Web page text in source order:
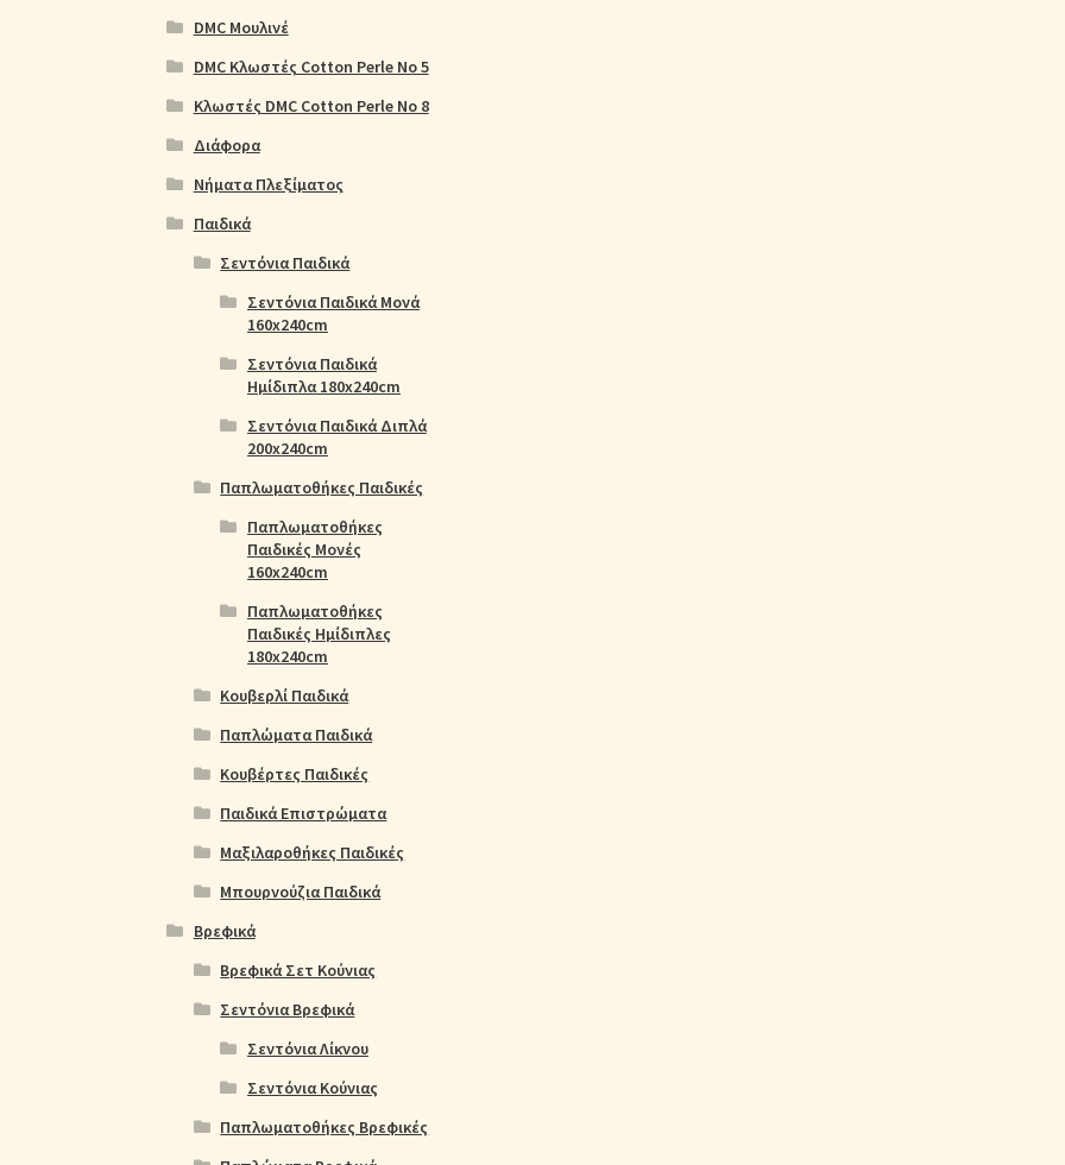
DMC Μουλινέ
DMC Κλωστές Cotton Perle No 5
Κλωστές DMC Cotton Perle No 8
Διάφορα
Νήματα Πλεξίματος
Παιδικά
Σεντόνια Παιδικά
Σεντόνια Παιδικά Μονά
160x240cm
Σεντόνια Παιδικά
Ημίδιπλα 180x240cm
Σεντόνια Παιδικά Διπλά
200x240cm
Παπλωματοθήκες Παιδικές
Παπλωματοθήκες
Παιδικές Μονές
160x240cm
Παπλωματοθήκες
Παιδικές Ημίδιπλες
180x240cm
Κουβερλί Παιδικά
Παπλώματα Παιδικά
Κουβέρτες Παιδικές
Παιδικά Επιστρώματα
Μαξιλαροθήκες Παιδικές
Μπουρνούζια Παιδικά
Βρεφικά
Βρεφικά Σετ Κούνιας
Σεντόνια Βρεφικά
Σεντόνια Λίκνου
Σεντόνια Κούνιας
Παπλωματοθήκες Βρεφικές